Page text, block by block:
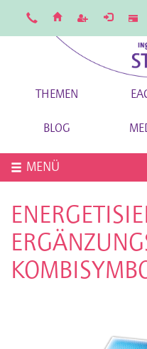
THEMEN
BLOG
MENÜ